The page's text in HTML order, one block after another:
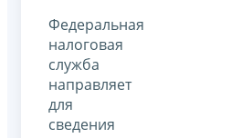
Федеральная
налоговая
служба
направляет
для
сведения